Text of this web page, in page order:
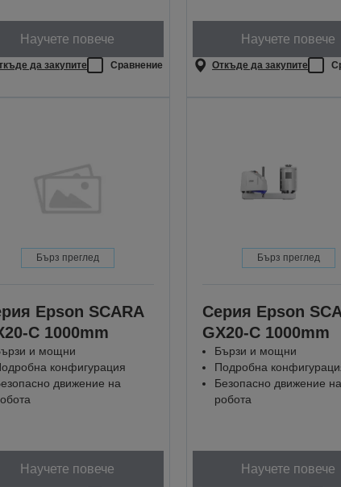
Научете повече
да закупите Сравнение
Научете повече
Откъде да закупите
Бърз преглед
Epson SCARA
C 1000mm
и мощни
конфигурация
движение на
Научете повече
Бърз преглед
Серия Epson
GX20-C 1000mm
Бързи и мощни
Подробна
Безопасно движение на
робота
Научете повече